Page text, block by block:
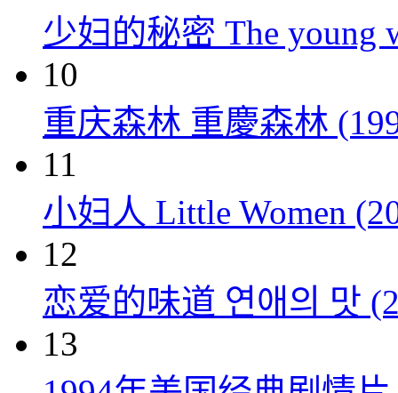
少妇的秘密 The young
10
重庆森林 重慶森林
11
小妇人 Little Women
12
恋爱的味道 연애의 맛
13